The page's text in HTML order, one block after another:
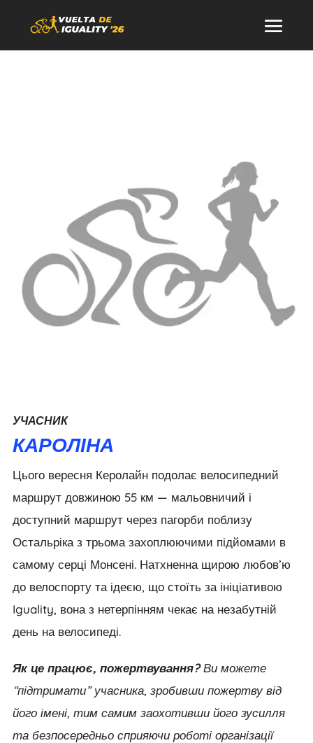
УЧАСНИК
КАРОЛІНА
Цього вересня Керолайн подолає велосипедний
маршрут довжиною 55 км — мальовничий і
доступний маршрут через пагорби поблизу
Остальріка з трьома захоплюючими підйомами в
самому серці Монсені. Натхненна щирою любов’ю
до велоспорту та ідеєю, що стоїть за ініціативою
Iguality, вона з нетерпінням чекає на незабутній
день на велосипеді.
Як це працює, пожертвування?Ви можете
“підтримати” учасника, зробивши пожертву від
його імені, тим самим заохотивши його зусилля
та безпосередньо сприяючи роботі організації